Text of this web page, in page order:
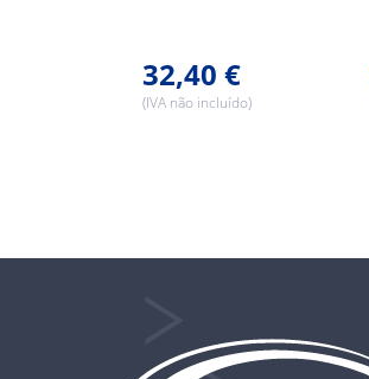
32,40 €
(IVA não incluído)